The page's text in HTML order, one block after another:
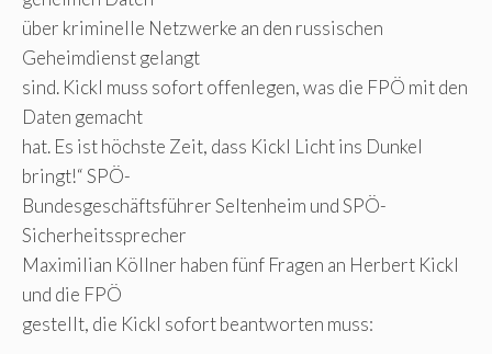
über kriminelle Netzwerke an den russischen
Geheimdienst gelangt
sind. Kickl muss sofort offenlegen, was die FPÖ mit den
Daten gemacht
hat. Es ist höchste Zeit, dass Kickl Licht ins Dunkel
bringt!“ SPÖ-
Bundesgeschäftsführer Seltenheim und SPÖ-
Sicherheitssprecher
Maximilian Köllner haben fünf Fragen an Herbert Kickl
und die FPÖ
gestellt, die Kickl sofort beantworten muss: